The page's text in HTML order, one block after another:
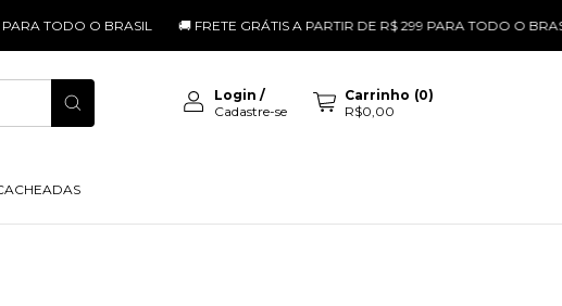
TODO O BRASIL 🚚 FRETE GRÁTIS A PARTIR DE R$ 299 PARA TODO O BRASIL
Login /
Cadastre-se
Carrinho (0)
R$0,00